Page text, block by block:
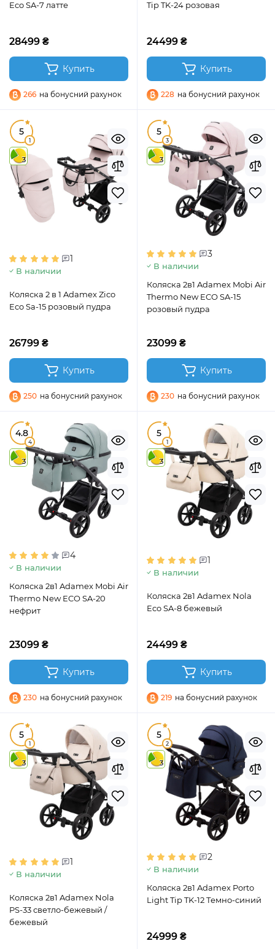
Eco SA-7 латте
28499 ₴
Купить
266 на бонусний рахунок
Tip TK-24 розовая
24499 ₴
Купить
228 на бонусний рахунок
5
1
3
1
В наличии
Коляска 2 в 1 Adamex Zico
Eco Sa-15 розовый пудра
26799 ₴
Купить
250 на бонусний рахунок
5
3
3
3
В наличии
Коляска 2в1 Adamex Mobi Air
Thermo New ECO SA-15
розовый пудра
23099 ₴
Купить
230 на бонусний рахунок
4.8
4
3
4
В наличии
Коляска 2в1 Adamex Mobi Air
Thermo New ECO SA-20
нефрит
23099 ₴
Купить
230 на бонусний рахунок
5
1
3
1
В наличии
Коляска 2в1 Adamex Nola
Eco SA-8 бежевый
24499 ₴
Купить
219 на бонусний рахунок
5
1
3
1
В наличии
Коляска 2в1 Adamex Nola
PS-33 светло-бежевый /
бежевый
5
2
3
2
В наличии
Коляска 2в1 Adamex Porto
Light Tip TK-12 Темно-синий
24999 ₴